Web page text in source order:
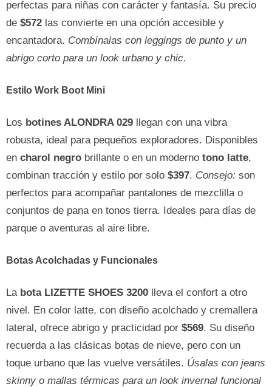
perfectas para niñas con carácter y fantasía. Su precio
de $572 las convierte en una opción accesible y
encantadora. Combínalas con leggings de punto y un
abrigo corto para un look urbano y chic.
Estilo Work Boot Mini
Los botines ALONDRA 029 llegan con una vibra
robusta, ideal para pequeños exploradores. Disponibles
en charol negro brillante o en un moderno tono latte,
combinan tracción y estilo por solo $397. Consejo: son
perfectos para acompañar pantalones de mezclilla o
conjuntos de pana en tonos tierra. Ideales para días de
parque o aventuras al aire libre.
Botas Acolchadas y Funcionales
La bota LIZETTE SHOES 3200 lleva el confort a otro
nivel. En color latte, con diseño acolchado y cremallera
lateral, ofrece abrigo y practicidad por $569. Su diseño
recuerda a las clásicas botas de nieve, pero con un
toque urbano que las vuelve versátiles. Úsalas con jeans
skinny o mallas térmicas para un look invernal funcional